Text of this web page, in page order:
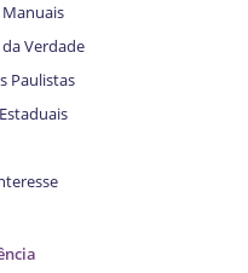
Verdade
Paulistas